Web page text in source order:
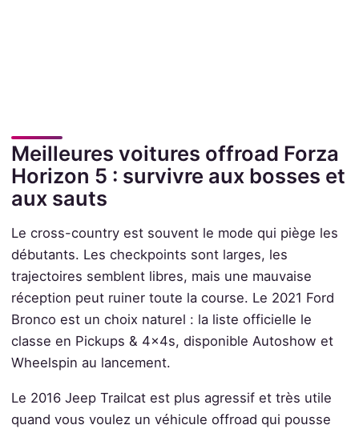
Meilleures voitures offroad Forza
Horizon 5 : survivre aux bosses et
aux sauts
Le cross-country est souvent le mode qui piège les
débutants. Les checkpoints sont larges, les
trajectoires semblent libres, mais une mauvaise
réception peut ruiner toute la course. Le 2021 Ford
Bronco est un choix naturel : la liste officielle le
classe en Pickups & 4x4s, disponible Autoshow et
Wheelspin au lancement.
Le 2016 Jeep Trailcat est plus agressif et très utile
quand vous voulez un véhicule offroad qui pousse